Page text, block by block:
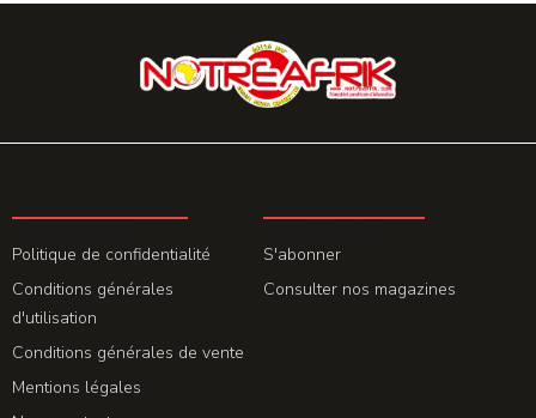
Politique de confidentialité
Conditions générales
d'utilisation
Conditions générales de vente
Mentions légales
S'abonner
Consulter nos magazines